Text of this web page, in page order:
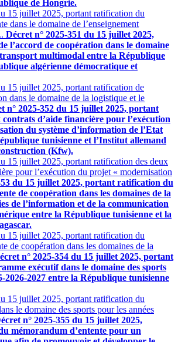
de Hongrie.
15 juillet 2025, portant ratification du
dans le domaine de l’enseignement
Décret n° 2025-351 du 15 juillet 2025,
l’accord de coopération dans le domaine
multimodal entre la République
algérienne démocratique et
15 juillet 2025, portant ratification de
dans le domaine de la logistique et le
n° 2025-352 du 15 juillet 2025, portant
d’aide financière pour l’exécution
du système d’information de l’Etat
tunisienne et l’Institut allemand
(Kfw).
15 juillet 2025, portant ratification des deux
pour l’exécution du projet « modernisation
du 15 juillet 2025, portant ratification du
de coopération dans les domaines de la
de l’information et de la communication
entre la République tunisienne et la
15 juillet 2025, portant ratification du
de coopération dans les domaines de la
n° 2025-354 du 15 juillet 2025, portant
exécutif dans le domaine des sports
2026-2027 entre la République tunisienne
15 juillet 2025, portant ratification du
le domaine des sports pour les années
n° 2025-355 du 15 juillet 2025,
mémorandum d’entente pour un